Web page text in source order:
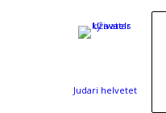
Judari helvetet